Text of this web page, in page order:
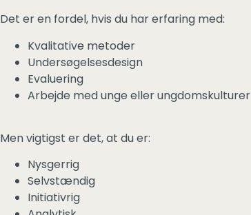
Det er en fordel, hvis du har erfaring med:
Kvalitative metoder
Undersøgelsesdesign
Evaluering
Arbejde med unge eller ungdomskulturer
Men vigtigst er det, at du er:
Nysgerrig
Selvstændig
Initiativrig